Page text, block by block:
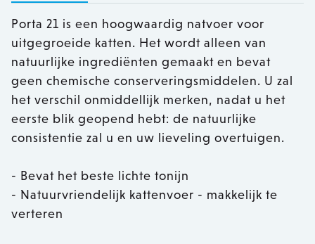
Porta 21 is een hoogwaardig natvoer voor
uitgegroeide katten. Het wordt alleen van
natuurlijke ingrediënten gemaakt en bevat
geen chemische conserveringsmiddelen. U zal
het verschil onmiddellijk merken, nadat u het
eerste blik geopend hebt: de natuurlijke
consistentie zal u en uw lieveling overtuigen.
- Bevat het beste lichte tonijn
- Natuurvriendelijk kattenvoer - makkelijk te
verteren